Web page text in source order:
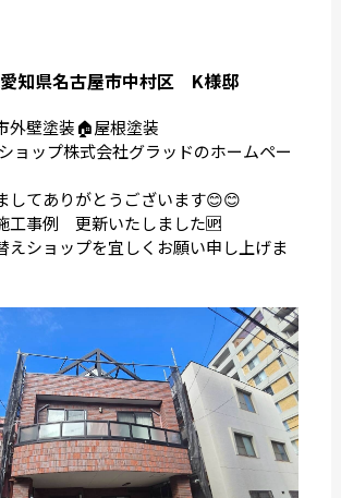
愛知県名古屋市中村区 K様邸
外壁塗装🏠屋根塗装
ョップ株式会社グラッドのホームペー
してありがとうございます😊😊
工事例 更新いたしました🆙
えショップを宜しくお願い申し上げま